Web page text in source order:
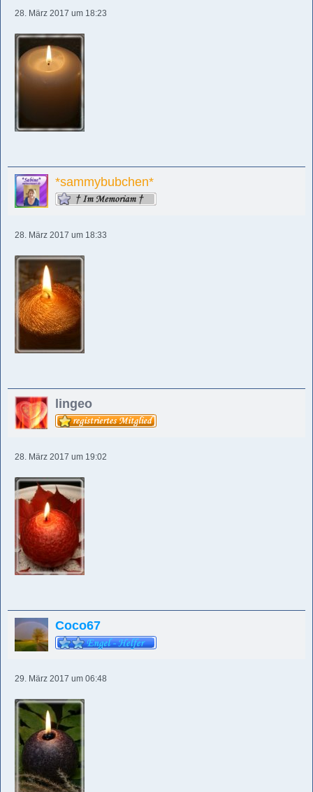
28. März 2017 um 18:23
*sammybubchen*
28. März 2017 um 18:33
lingeo
28. März 2017 um 19:02
Coco67
29. März 2017 um 06:48